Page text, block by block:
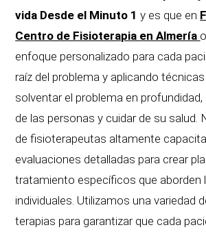
vida Desde el Minuto 1 y es que en
Centro de Fisioterapia en Almería
enfoque personalizado para cada
raíz del problema y aplicando
solventar el problema en profundidad,
de las personas y cuidar de su salud.
de fisioterapeutas altamente
evaluaciones detalladas para crear
tratamiento específicos que aborden
individuales. Utilizamos una variedad
terapias para garantizar que cada